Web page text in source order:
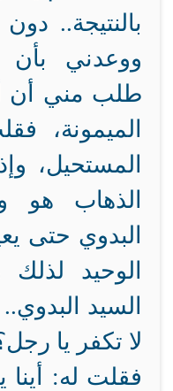
بالنتيجة..
ووعدني بأن
طلب مني أن
الميمونة،
المستحيل،
الذهاب هو
البدوي حتى
الوحيد
السيد
لا تكفر يا
فقلت له: أينا